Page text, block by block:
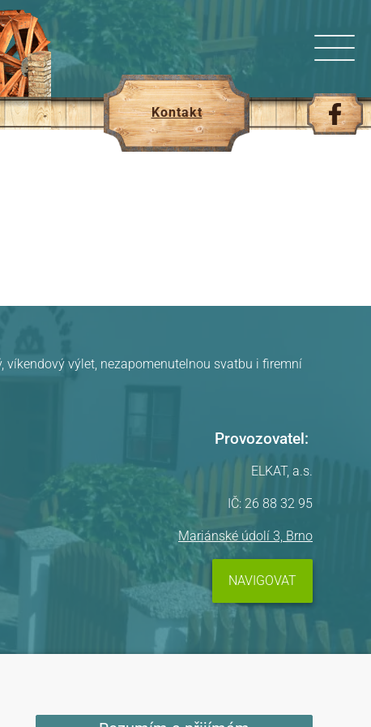
Kontakt
výlet, nezapomenutelnou svatbu i firemní
Provozovatel:
ELKAT, a.s.
IČ: 26 88 32 95
Mariánské údolí 3, Brno
NAVIGOVAT